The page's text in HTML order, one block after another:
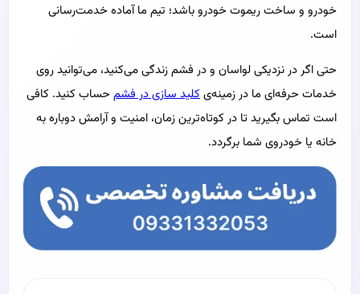
خودرو و ساخت ریموت خودرو باشد؛ تیم ما آماده خدمت‌رسانی
است.
حتی اگر در نزدیکی لواسان و در فشم زندگی می‌کنید، می‌توانید روی
خدمات حرفه‌ای ما در زمینه‌یکلید سازی در فشمحساب کنید. کافی
است تماس بگیرید تا در کوتاه‌ترین زمان، امنیت و آرامش دوباره به
خانه یا خودروی شما برگردد.